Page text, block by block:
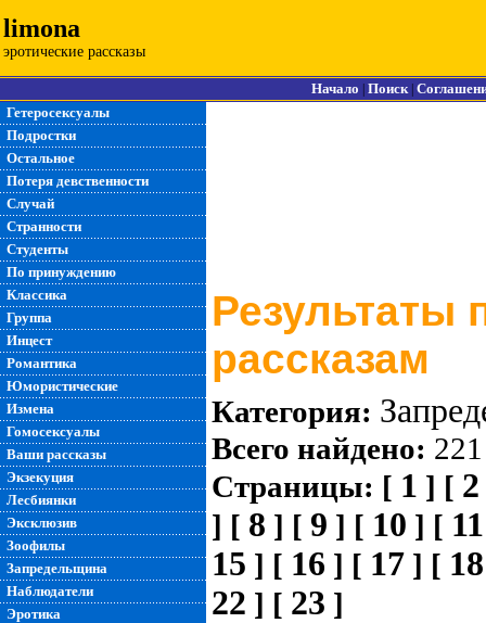
limona
эротические рассказы
Начало Поиск|
Гетеросексуалы
Подростки
Остальное
Потеря девственности
Случай
Странности
Студенты
По принуждению
Классика
Группа
Инцест
Романтика
Юмористические
Измена
Гомосексуалы
Ваши рассказы
Экзекуция
Лесбиянки
Эксклюзив
Зоофилы
Запредельщина
Наблюдатели
Эротика
Результаты
рассказам
Категория:
Всего найдено:
Страницы: [ 1 ] [ 2
] [ 8 ] [ 9 ] [ 10 ] [ 11
15 ] [ 16 ] [ 17 ] [ 18
22 ] [ 23 ]